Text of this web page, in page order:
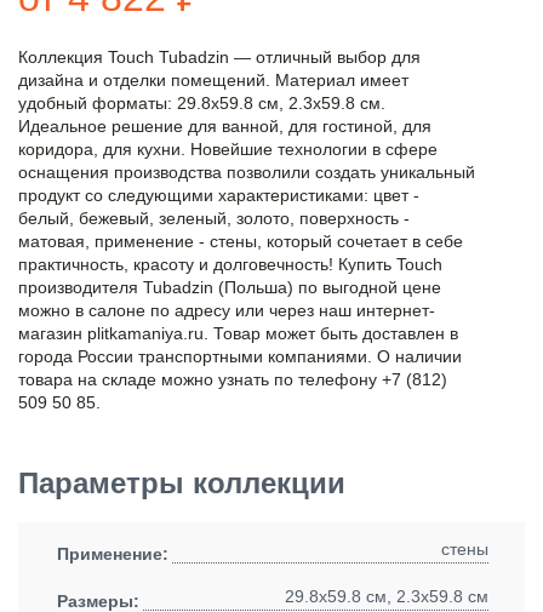
Коллекция Touch Tubadzin — отличный выбор для
дизайна и отделки помещений. Материал имеет
удобный форматы: 29.8x59.8 см, 2.3x59.8 см.
Идеальное решение для ванной, для гостиной, для
коридора, для кухни. Новейшие технологии в сфере
оснащения производства позволили создать уникальный
продукт со следующими характеристиками: цвет -
белый, бежевый, зеленый, золото, поверхность -
матовая, применение - стены, который сочетает в себе
практичность, красоту и долговечность! Купить Touch
производителя Tubadzin (Польша) по выгодной цене
можно в салоне по адресу или через наш интернет-
магазин plitkamaniya.ru. Товар может быть доставлен в
города России транспортными компаниями. О наличии
товара на складе можно узнать по телефону +7 (812)
509 50 85.
Параметры коллекции
Применение: стены
Размеры: 29.8x59.8 см, 2.3x59.8 см